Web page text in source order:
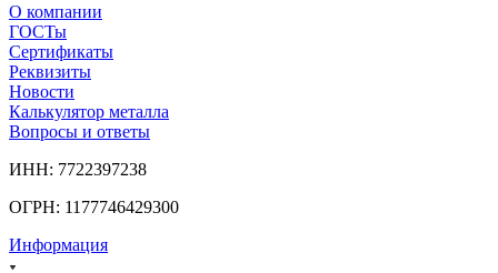
О компании
ГОСТы
Сертификаты
Реквизиты
Новости
Калькулятор металла
Вопросы и ответы
ИНН: 7722397238
ОГРН: 1177746429300
Информация